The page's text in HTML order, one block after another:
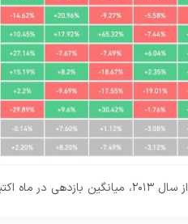
از سال ۲۰۱۳، میانگین بازدهی در ماه اکتبر ۲۰.۱۴ درصد بوده است.